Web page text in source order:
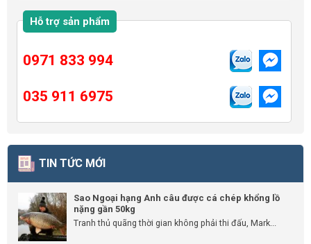
Hỗ trợ sản phẩm
0971 833 994
035 911 6975
TIN TỨC MỚI
Sao Ngoại hạng Anh câu được cá chép khổng lồ
nặng gần 50kg
Tranh thủ quãng thời gian không phải thi đấu, Mark...